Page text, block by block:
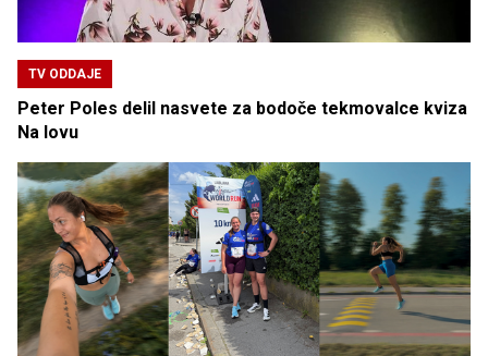
TV ODDAJE
Peter Poles delil nasvete za bodoče tekmovalce kviza
Na lovu